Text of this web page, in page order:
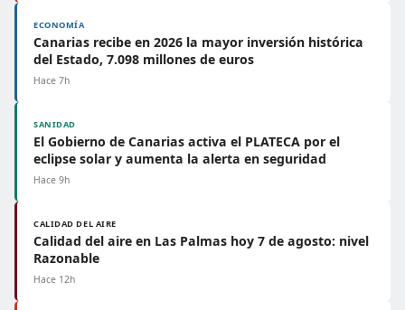
ECONOMÍA
Canarias recibe en 2026 la mayor inversión histórica
del Estado, 7.098 millones de euros
Hace 7h
SANIDAD
El Gobierno de Canarias activa el PLATECA por el
eclipse solar y aumenta la alerta en seguridad
Hace 9h
CALIDAD DEL AIRE
Calidad del aire en Las Palmas hoy 7 de agosto: nivel
Razonable
Hace 12h